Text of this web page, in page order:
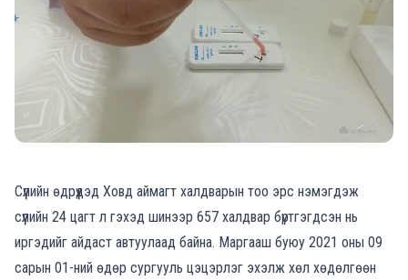
Сүүлийн өдрүүдэд Ховд аймагт халдварын тоо эрс нэмэгдэж
сүүлийн 24 цагт л гэхэд шинээр 657 халдвар бүртгэгдсэн нь
иргэдийг айдаст автуулаад байна. Маргааш буюу 2021 оны 09
сарын 01-ний өдөр сургууль цэцэрлэг эхэлж хөл хөдөлгөөн